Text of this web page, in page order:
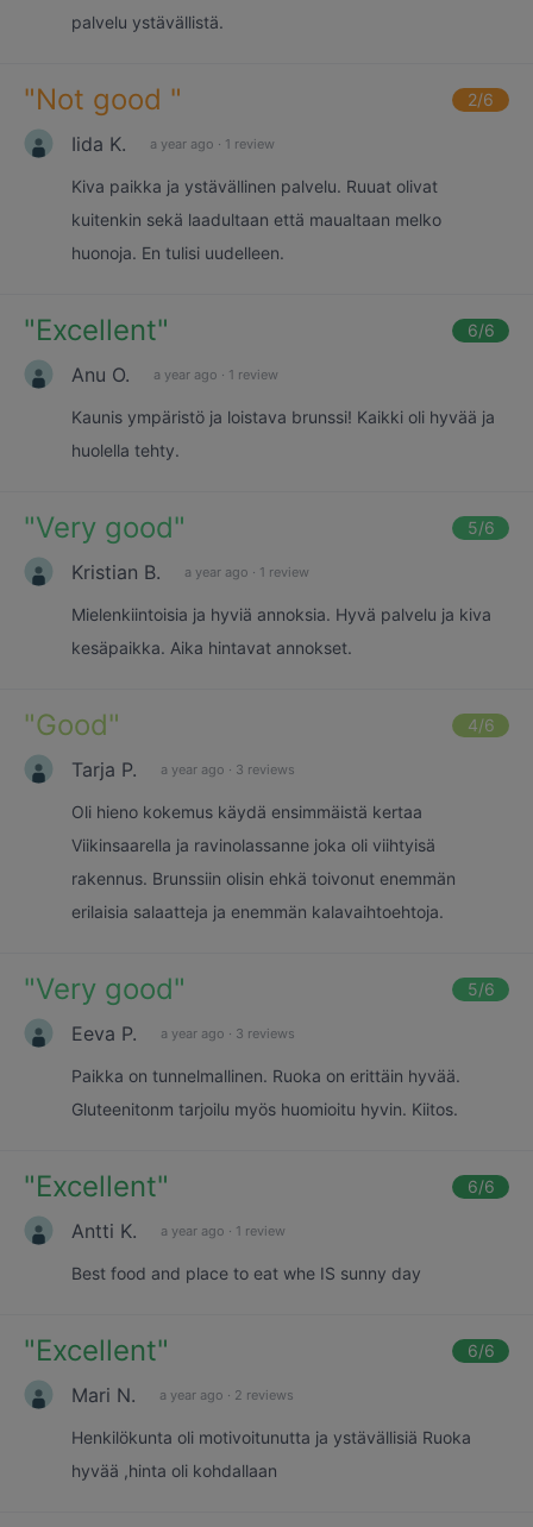
palvelu ystävällistä.
"Not good " 2/6
Iida K. a year ago · 1 review
Kiva paikka ja ystävällinen palvelu. Ruuat olivat
kuitenkin sekä laadultaan että maualtaan melko
huonoja. En tulisi uudelleen.
"Excellent" 6/6
Anu O. a year ago · 1 review
Kaunis ympäristö ja loistava brunssi! Kaikki oli hyvää ja
huolella tehty.
"Very good" 5/6
Kristian B. a year ago · 1 review
Mielenkiintoisia ja hyviä annoksia. Hyvä palvelu ja kiva
kesäpaikka. Aika hintavat annokset.
"Good" 4/6
Tarja P. a year ago · 3 reviews
Oli hieno kokemus käydä ensimmäistä kertaa
Viikinsaarella ja ravinolassanne joka oli viihtyisä
rakennus. Brunssiin olisin ehkä toivonut enemmän
erilaisia salaatteja ja enemmän kalavaihtoehtoja.
"Very good" 5/6
Eeva P. a year ago · 3 reviews
Paikka on tunnelmallinen. Ruoka on erittäin hyvää.
Gluteenitonm tarjoilu myös huomioitu hyvin. Kiitos.
"Excellent" 6/6
Antti K. a year ago · 1 review
Best food and place to eat whe IS sunny day
"Excellent" 6/6
Mari N. a year ago · 2 reviews
Henkilökunta oli motivoitunutta ja ystävällisiä Ruoka
hyvää ,hinta oli kohdallaan